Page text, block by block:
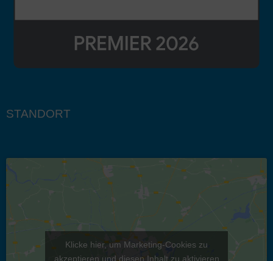
STANDORT
Klicke hier, um Marketing-Cookies zu
akzeptieren und diesen Inhalt zu aktivieren